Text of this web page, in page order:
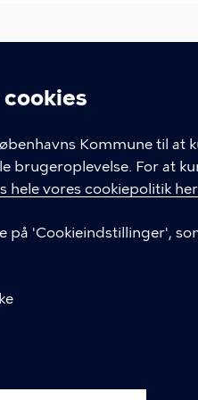
Kommune til at
brugeroplevelse. For at
hele vores cookiepolitik her
på 'Cookieindstillinger',
N